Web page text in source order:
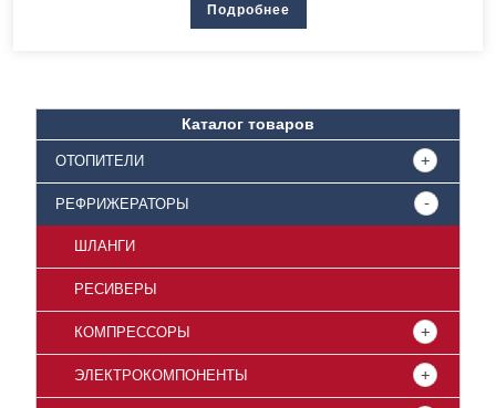
Подробнее
Каталог товаров
ОТОПИТЕЛИ
РЕФРИЖЕРАТОРЫ
ШЛАНГИ
РЕСИВЕРЫ
КОМПРЕССОРЫ
ЭЛЕКТРОКОМПОНЕНТЫ